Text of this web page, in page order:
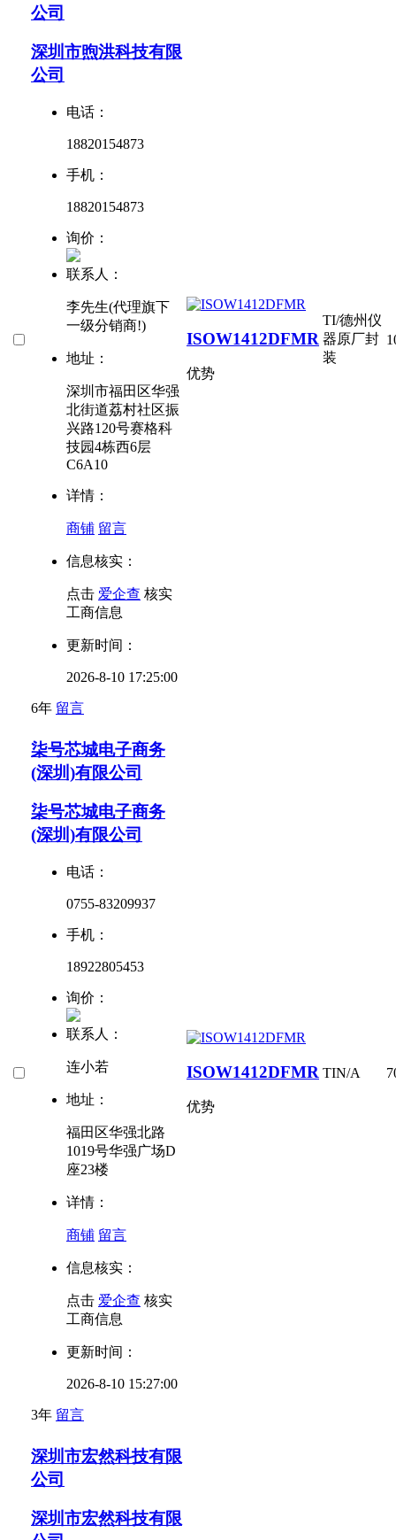
公司
深圳市煦洪科技有限
公司
电话：
18820154873
手机：
18820154873
询价：
联系人：
李先生(代理旗下
一级分销商!)
地址：
深圳市福田区华强
北街道荔村社区振
兴路120号赛格科
技园4栋西6层
C6A10
详情：
商铺 留言
信息核实：
点击 爱企查 核实
工商信息
更新时间：
2026-8-10 17:25:00
6年 留言
ISOW1412DFMR
优势
TI/德州仪
器原厂封
装
柒号芯城电子商务
(深圳)有限公司
柒号芯城电子商务
(深圳)有限公司
电话：
0755-83209937
手机：
18922805453
询价：
联系人：
连小若
地址：
福田区华强北路
1019号华强广场D
座23楼
详情：
商铺 留言
信息核实：
点击 爱企查 核实
工商信息
更新时间：
2026-8-10 15:27:00
3年 留言
ISOW1412DFMR
优势
TIN/A
深圳市宏然科技有限
公司
深圳市宏然科技有限